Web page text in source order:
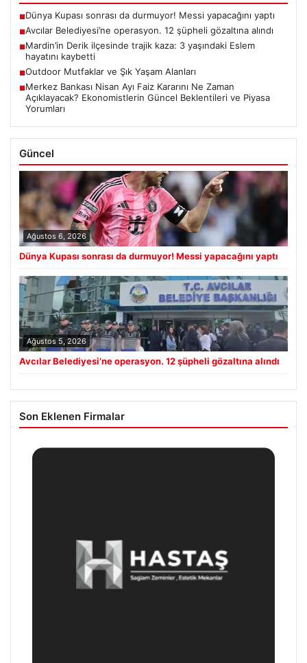
■Dünya Kupası sonrası da durmuyor! Messi yapacağını yaptı
■Avcılar Belediyesi’ne operasyon. 12 şüpheli gözaltına alındı
■Mardin’in Derik ilçesinde trajik kaza: 3 yaşındaki Eslem
hayatını kaybetti
■Outdoor Mutfaklar ve Şık Yaşam Alanları
■Merkez Bankası Nisan Ayı Faiz Kararını Ne Zaman
Açıklayacak? Ekonomistlerin Güncel Beklentileri ve Piyasa
Yorumları
Güncel
Ağustos 6, 2026
Dünya Kupası sonrası da durmuyor! Messi yapacağını yaptı
Ağustos 5, 2026
Avcılar Belediyesi’ne operasyon. 12 şüpheli gözaltına alındı
Son Eklenen Firmalar